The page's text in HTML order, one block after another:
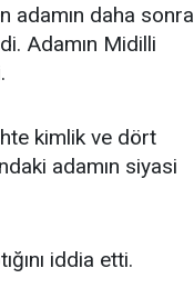
adamın daha sonra
Adamın Midilli
kimlik ve dört
adamın siyasi
iddia etti.